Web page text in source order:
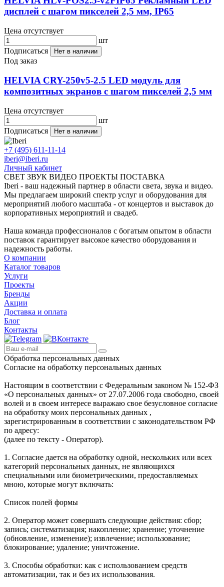
дисплей с шагом пикселей 2,5 мм, IP65
Цена отсутствует
шт
Подписаться
Нет в наличии
Под заказ
HELVIA CRY-250v5-2.5 LED модуль для
композитных экранов с шагом пикселей 2,5 мм
Цена отсутствует
шт
Подписаться
Нет в наличии
+7 (495) 611-11-14
iberi@iberi.ru
Личный кабинет
СВЕТ ЗВУК ВИДЕО ПРОЕКТЫ ПОСТАВКА
Iberi - ваш надежный партнер в области света, звука и видео.
Мы предлагаем широкий спектр услуг и оборудования для
мероприятий любого масштаба - от концертов и выставок до
корпоративных мероприятий и свадеб.
Наша команда профессионалов с богатым опытом в области
поставок гарантирует высокое качество оборудования и
надежность работы.
О компании
Каталог товаров
Услуги
Проекты
Бренды
Акции
Доставка и оплата
Блог
Контакты
Обработка персональных данных
Согласие на обработку персональных данных
Настоящим в соответствии с Федеральным законом № 152-ФЗ
«О персональных данных» от 27.07.2006 года свободно, своей
волей и в своем интересе выражаю свое безусловное согласие
на обработку моих персональных данных ,
зарегистрированным в соответствии с законодательством РФ
по адресу:
(далее по тексту - Оператор).
1. Согласие дается на обработку одной, нескольких или всех
категорий персональных данных, не являющихся
специальными или биометрическими, предоставляемых
мною, которые могут включать:
Список полей формы
2. Оператор может совершать следующие действия: сбор;
запись; систематизация; накопление; хранение; уточнение
(обновление, изменение); извлечение; использование;
блокирование; удаление; уничтожение.
3. Способы обработки: как с использованием средств
автоматизации, так и без их использования.